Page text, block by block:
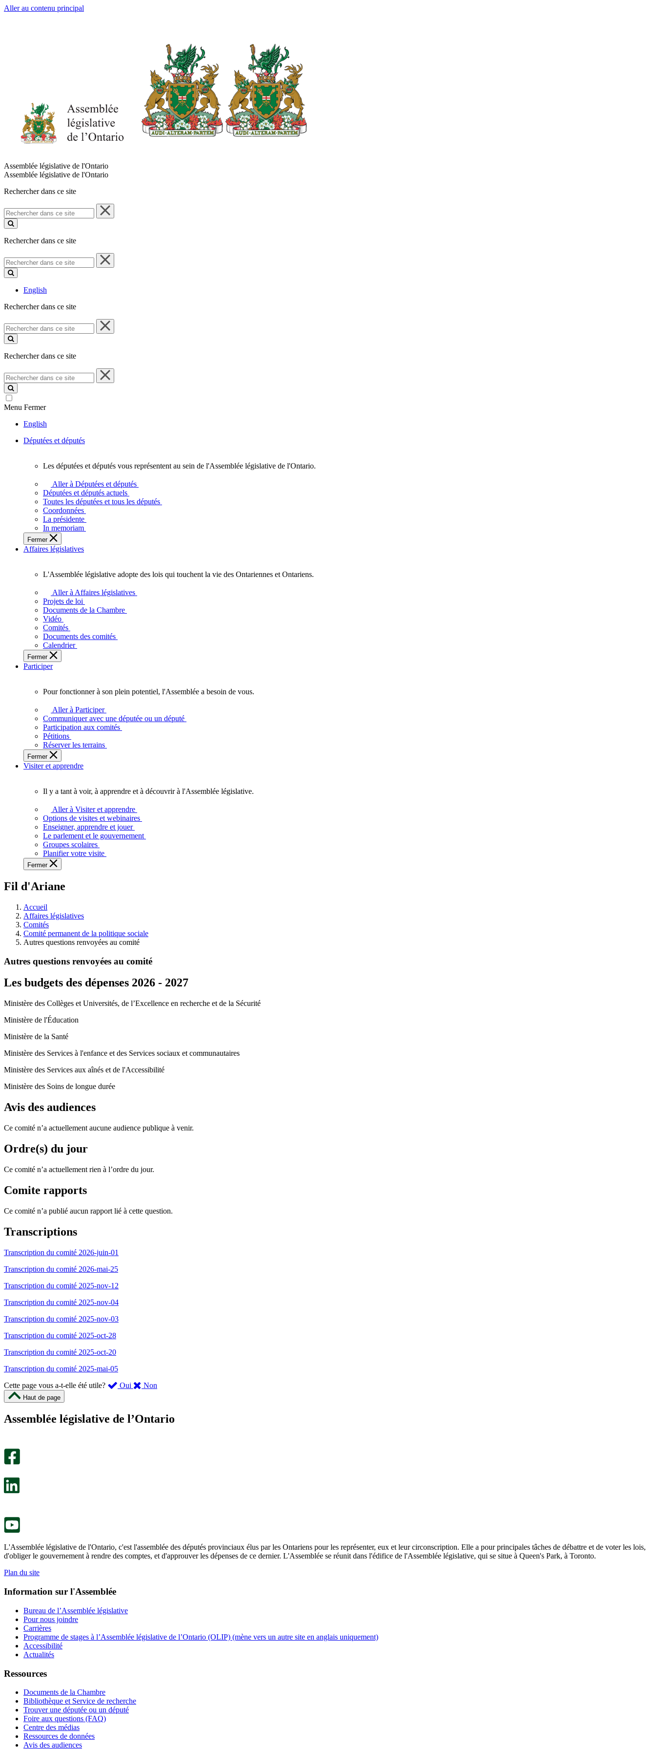
Aller au contenu principal
Assemblée législative de l'Ontario
Assemblée législative de l'Ontario
Rechercher dans ce site
Rechercher
dans
ce
Rechercher dans ce site
Rechercher
dans
ce
English
Rechercher dans ce site
Rechercher
dans
ce
Rechercher dans ce site
Rechercher
dans
ce
site
Menu Fermer
English
Députées et députés
députées
députés
vous
représentent
sein
de
l'Assemblée
l'Ontario.
Les députées et députés vous représentent au sein de l'Assemblée législative de l'Ontario.
Aller à Députées et députés
Députées et députés actuels
Toutes les députées et tous les députés
Coordonnées
La présidente
In memoriam
Fermer
Affaires législatives
législative
adopte
touchent
vie
des
Ontariennes
Ontariens.
L'Assemblée législative adopte des lois qui touchent la vie des Ontariennes et Ontariens.
Aller à Affaires législatives
Projets de loi
Documents de la Chambre
Vidéo
Comités
Documents des comités
Calendrier
Fermer
Participer
fonctionner
plein
potentiel,
l'Assemblée
a
besoin
Pour fonctionner à son plein potentiel, l'Assemblée a besoin de vous.
Aller à Participer
Communiquer avec une députée ou un député
Participation aux comités
Pétitions
Réserver les terrains
Fermer
Visiter et apprendre
voir,
apprendre
et
découvrir
l'Assemblée
législative.
Il y a tant à voir, à apprendre et à découvrir à l'Assemblée législative.
Aller à Visiter et apprendre
Options de visites et webinaires
Enseigner, apprendre et jouer
Le parlement et le gouvernement
Groupes scolaires
Planifier votre visite
Fermer
Fil d'Ariane
Accueil
Affaires législatives
Comités
Comité permanent de la politique sociale
Autres questions renvoyées au comité
Autres questions renvoyées au comité
Les budgets des dépenses 2026 - 2027
Ministère des Collèges et Universités, de l’Excellence en recherche et de la Sécurité
Ministère de l'Éducation
Ministère de la Santé
Ministère des Services à l'enfance et des Services sociaux et communautaires
Ministère des Services aux aînés et de l'Accessibilité
Ministère des Soins de longue durée
Avis des audiences
Ce comité n’a actuellement aucune audience publique à venir.
Ordre(s) du jour
Ce comité n’a actuellement rien à l’ordre du jour.
Comite rapports
Ce comité n’a publié aucun rapport lié à cette question.
Transcriptions
Transcription du comité 2026-juin-01
Transcription du comité 2026-mai-25
Transcription du comité 2025-nov-12
Transcription du comité 2025-nov-04
Transcription du comité 2025-nov-03
Transcription du comité 2025-oct-28
Transcription du comité 2025-oct-20
Transcription du comité 2025-mai-05
Cette page vous a-t-elle été utile?
Oui ,
été
Non
m’a
Haut de page
Assemblée législative de l’Ontario
L'Assemblée législative de l'Ontario, c'est l'assemblée des députés provinciaux élus par les Ontariens pour les représenter, eux et leur circonscription. Elle a pour principales tâches de débattre et de voter les lois,
d'obliger le gouvernement à rendre des comptes, et d'approuver les dépenses de ce dernier. L'Assemblée se réunit dans l'édifice de l'Assemblée législative, qui se situe à Queen's Park, à Toronto.
Plan du site
Information sur l'Assemblée
Bureau de l’Assemblée législative
Pour nous joindre
Carrières
Programme de stages à l’Assemblée législative de l’Ontario (OLIP) (mène vers un autre site en anglais uniquement)
Accessibilité
Actualités
Ressources
Documents de la Chambre
Bibliothèque et Service de recherche
Trouver une députée ou un député
Foire aux questions (FAQ)
Centre des médias
Ressources de données
Avis des audiences